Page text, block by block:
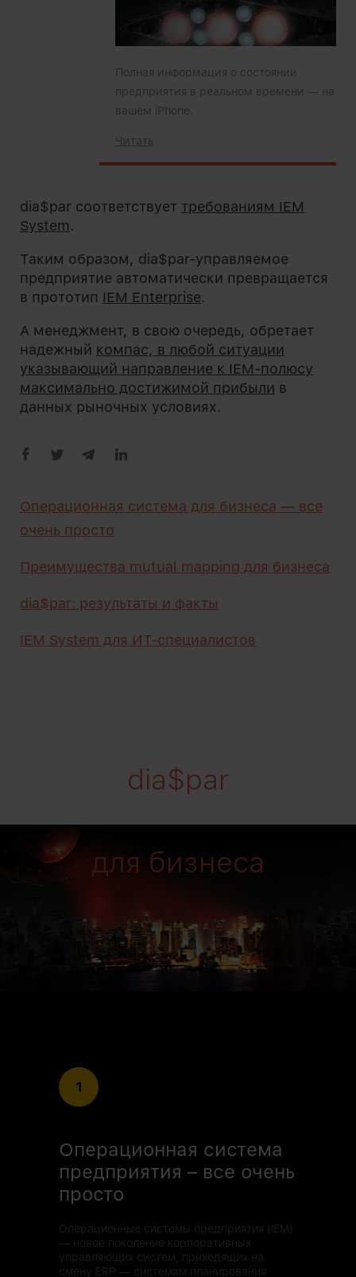
Полная информация о состоянии
предприятия в реальном времени — на
вашем iPhone.
Читать
dia$par соответствует требованиям IEM
System.
Таким образом, dia$par-управляемое
предприятие автоматически превращается
в прототип IEM Enterprise.
А менеджмент, в свою очередь, обретает
надежный компас, в любой ситуации
указывающий направление к IEM-полюсу
максимально достижимой прибыли в
данных рыночных условиях.
Операционная система для бизнеса — все
очень просто
Преимущества mutual mapping для бизнеса
dia$par: результаты и факты
IEM System для ИТ-специалистов
dia$par
для бизнеса
1
Операционная система
предприятия – все очень
просто
Операционные системы предприятия (IEM)
— новое поколение корпоративных
управляющих систем, приходящих на
смену ERP — системам планирования